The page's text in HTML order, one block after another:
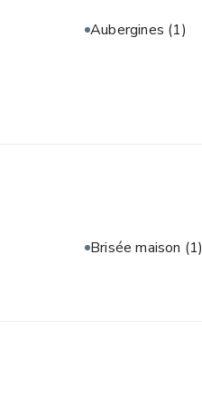
Aubergines (1)
Brisée maison (1)